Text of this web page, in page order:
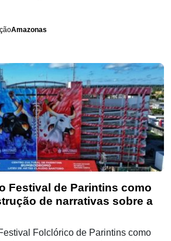
Amazonas
Festival de Parintins como
de narrativas sobre a
Folclórico de Parintins como